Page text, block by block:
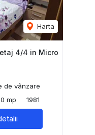
Harta
etaj 4/4 in Micro
de vânzare
mp 1981